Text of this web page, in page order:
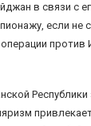
в связи с
если не
против
Республики